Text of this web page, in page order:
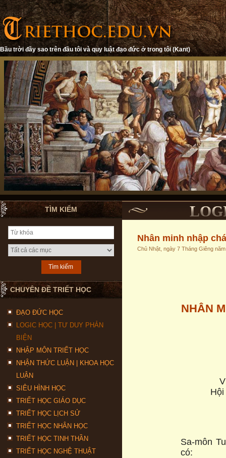
Bầu trời đầy sao trên đầu tôi và quy luật đạo đức ở trong tôi (Kant)
TÌM KIẾM
CHUYÊN ĐỀ TRIẾT HỌC
ĐẠO ĐỨC HỌC
LOGIC HỌC | TƯ DUY PHẢN
BIỆN
NHẬP MÔN TRIẾT HỌC
NHẬN THỨC LUẬN | KHOA HỌC
LUẬN
SIÊU HÌNH HỌC
TRIẾT HỌC GIÁO DỤC
TRIẾT HỌC LỊCH SỬ
TRIẾT HỌC NHÂN HỌC
TRIẾT HỌC TINH THẦN
TRIẾT HỌC NGHỆ THUẬT
Nhân minh nhập
Chủ Nhật, ngày 7 Tháng Giêng
NHÂN
Sa-môn
có: